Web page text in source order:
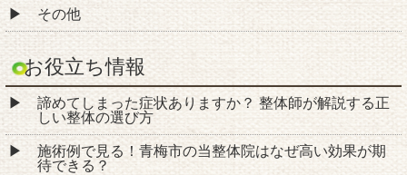
その他
お役立ち情報
諦めてしまった症状ありますか？ 整体師が解説する正
しい整体の選び方
施術例で見る！青梅市の当整体院はなぜ高い効果が期
待できる？